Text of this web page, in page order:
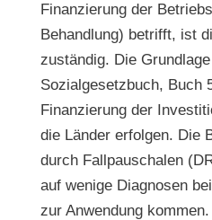
Finanzierung der
Behandlung) betrifft, ist
zuständig. Die
Sozialgesetzbuch, Buch
Finanzierung der
die Länder erfolgen. Die
durch Fallpauschalen
auf wenige Diagnosen
zur Anwendung